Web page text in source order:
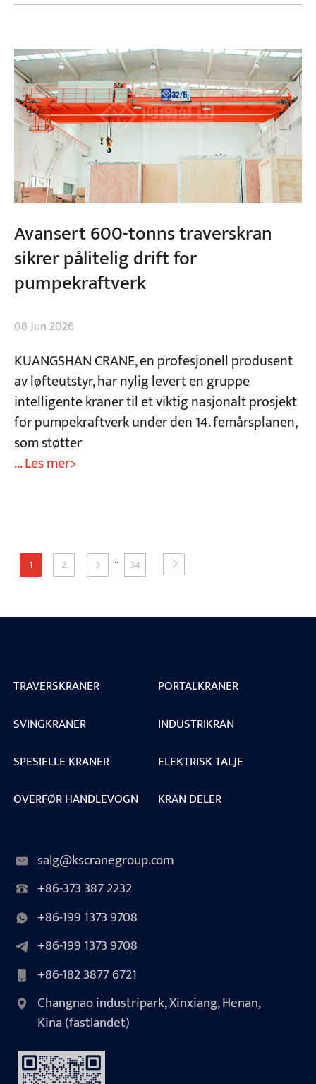
Avansert 600-tonns traverskran
sikrer pålitelig drift for
pumpekraftverk
08 Jun 2026
KUANGSHAN CRANE, en profesjonell produsent
av løfteutstyr, har nylig levert en gruppe
intelligente kraner til et viktig nasjonalt prosjekt
for pumpekraftverk under den 14. femårsplanen,
som støtter
... Les mer>
1 2 3 .. 34
TRAVERSKRANER
PORTALKRANER
SVINGKRANER
INDUSTRIKRAN
SPESIELLE KRANER
ELEKTRISK TALJE
OVERFØR HANDLEVOGN
KRAN DELER
salg@kscranegroup.com
+86-373 387 2232
+86-199 1373 9708
+86-199 1373 9708
+86-182 3877 6721
Changnao industripark, Xinxiang, Henan,
Kina (fastlandet)